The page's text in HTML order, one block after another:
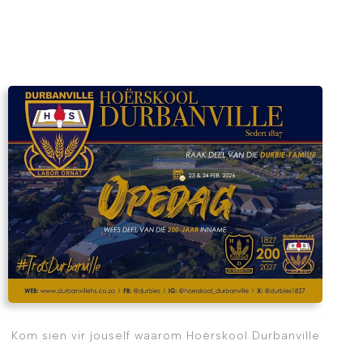
Kom sien vir jouself waarom Hoërskool Durbanville